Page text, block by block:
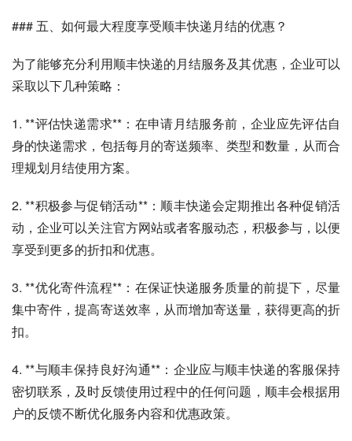
### 五、如何最大程度享受顺丰快递月结的优惠？
为了能够充分利用顺丰快递的月结服务及其优惠，企业可以
采取以下几种策略：
1. **评估快递需求**：在申请月结服务前，企业应先评估自
身的快递需求，包括每月的寄送频率、类型和数量，从而合
理规划月结使用方案。
2. **积极参与促销活动**：顺丰快递会定期推出各种促销活
动，企业可以关注官方网站或者客服动态，积极参与，以便
享受到更多的折扣和优惠。
3. **优化寄件流程**：在保证快递服务质量的前提下，尽量
集中寄件，提高寄送效率，从而增加寄送量，获得更高的折
扣。
4. **与顺丰保持良好沟通**：企业应与顺丰快递的客服保持
密切联系，及时反馈使用过程中的任何问题，顺丰会根据用
户的反馈不断优化服务内容和优惠政策。